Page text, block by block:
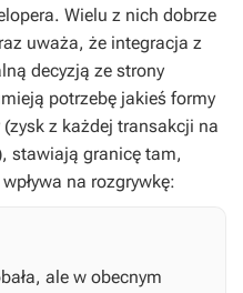
Wielu z nich dobrze
uważa, że integracja z
decyzją ze strony
potrzebę jakieś formy
z każdej transakcji na
stawiają granicę tam,
na rozgrywkę:
ale w obecnym